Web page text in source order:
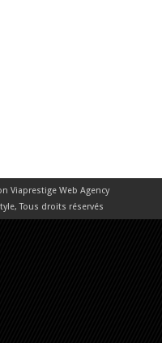
Viaprestige Web Agency
Tous droits réservés